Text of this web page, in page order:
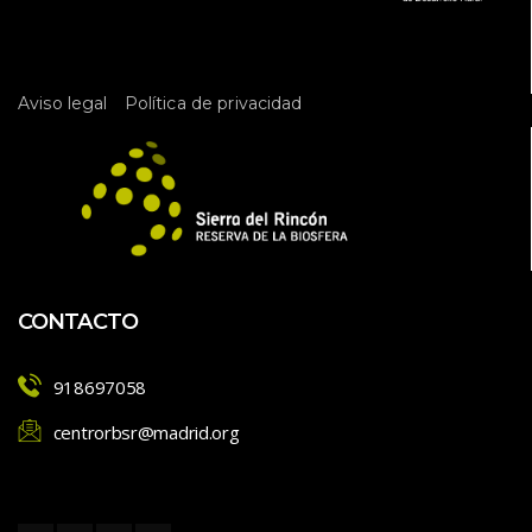
e
Aviso legal Política de privacidad
CONTACTO
918697058
centrorbsr@madrid.org